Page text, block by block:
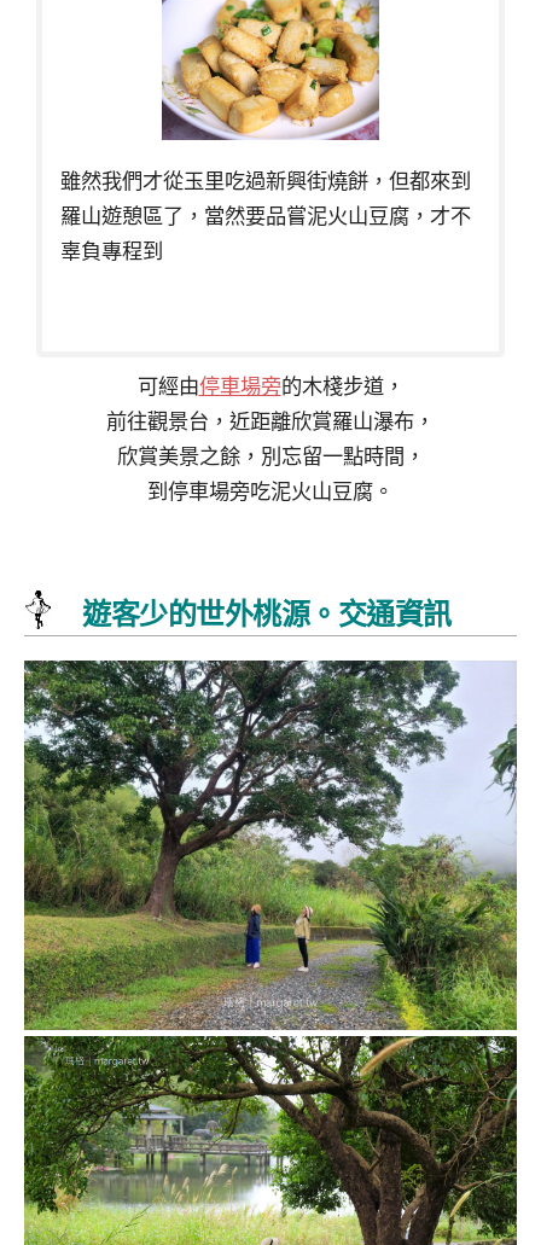
雖然我們才從玉里吃過新興街燒餅，但都來到
羅山遊憩區了，當然要品嘗泥火山豆腐，才不
辜負專程到
可經由停車場旁的木棧步道，
前往觀景台，近距離欣賞羅山瀑布，
欣賞美景之餘，別忘留一點時間，
到停車場旁吃泥火山豆腐。
遊客少的世外桃源。交通資訊